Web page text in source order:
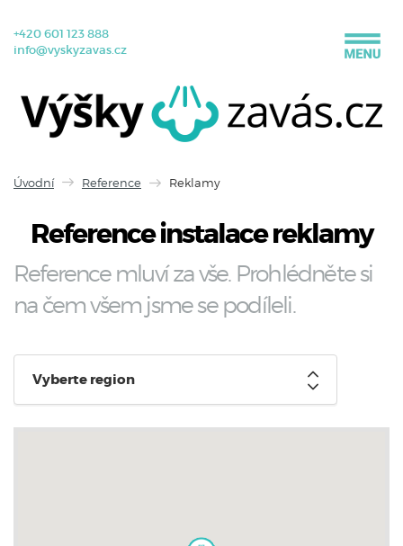
+420 601 123 888
info@vyskyzavas.cz
Úvodní Reference Reklamy
Reference instalace reklamy
Reference mluví za vše. Prohlédněte si
na čem všem jsme se podíleli.
Vyberte region